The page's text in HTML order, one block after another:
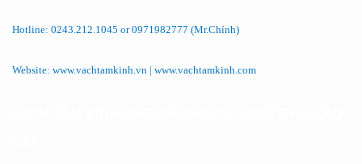
Hotline: 0243.212.1045 or 0971982777 (Mr.Chính)
Website: www.vachtamkinh.vn | www.vachtamkinh.com